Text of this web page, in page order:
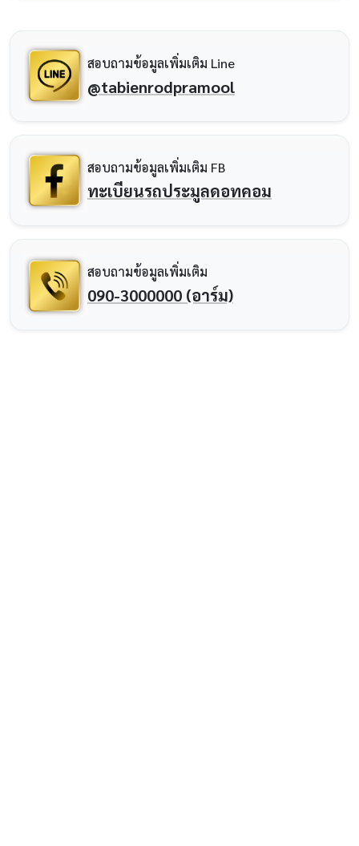
สอบถามข้อมูลเพิ่มเติม Line
@tabienrodpramool
สอบถามข้อมูลเพิ่มเติม FB
ทะเบียนรถประมูลดอทคอม
สอบถามข้อมูลเพิ่มเติม
090-3000000 (อาร์ม)